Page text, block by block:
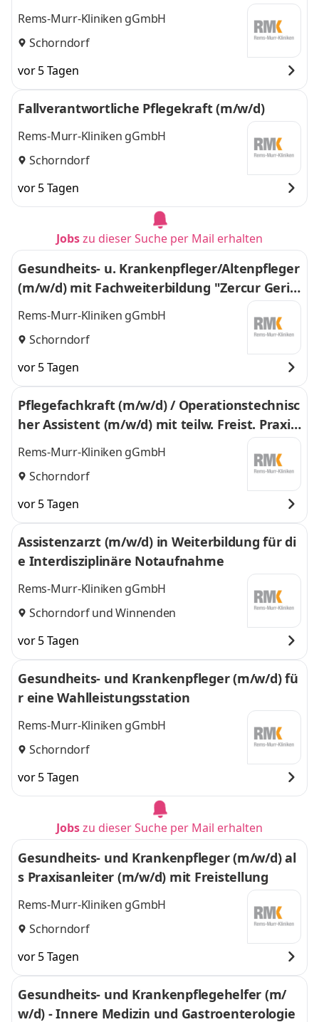
Rems-Murr-Kliniken gGmbH
Schorndorf
vor 5 Tagen
Fallverantwortliche Pflegekraft (m/w/d)
Rems-Murr-Kliniken gGmbH
Schorndorf
vor 5 Tagen
Jobszu dieser Suche per Mail erhalten
Gesundheits- u. Krankenpfleger/Altenpfleger
(m/w/d) mit Fachweiterbildung "Zercur Geria
trie"
Rems-Murr-Kliniken gGmbH
Schorndorf
vor 5 Tagen
Pflegefachkraft (m/w/d) / Operationstechnisc
her Assistent (m/w/d) mit teilw. Freist. Praxis
anleitung
Rems-Murr-Kliniken gGmbH
Schorndorf
vor 5 Tagen
Assistenzarzt (m/w/d) in Weiterbildung für di
e Interdisziplinäre Notaufnahme
Rems-Murr-Kliniken gGmbH
SchorndorfundWinnenden
vor 5 Tagen
Gesundheits- und Krankenpfleger (m/w/d) fü
r eine Wahlleistungsstation
Rems-Murr-Kliniken gGmbH
Schorndorf
vor 5 Tagen
Jobszu dieser Suche per Mail erhalten
Gesundheits- und Krankenpfleger (m/w/d) al
s Praxisanleiter (m/w/d) mit Freistellung
Rems-Murr-Kliniken gGmbH
Schorndorf
vor 5 Tagen
Gesundheits- und Krankenpflegehelfer (m/
w/d) - Innere Medizin und Gastroenterologie